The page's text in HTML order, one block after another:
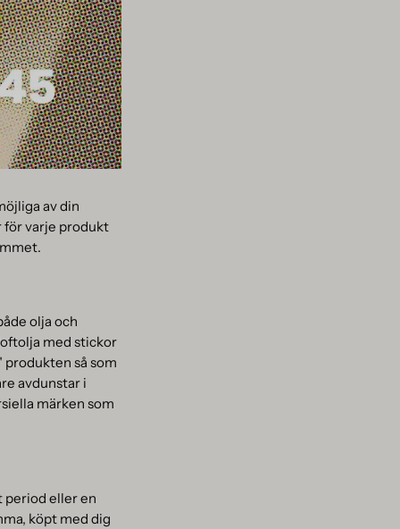
av din
för varje produkt
olja och
med stickor
så som
avdunstar i
märken som
period eller en
köpt med dig